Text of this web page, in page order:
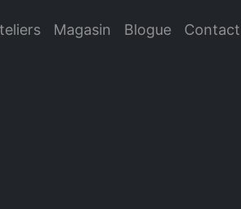
Magasin Blogue Contact